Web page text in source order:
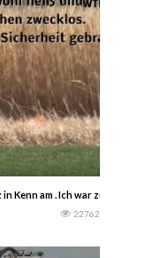
Kenn am . Ich war zufällig vor
22762